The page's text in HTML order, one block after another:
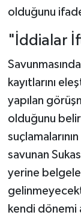
olduğunu
"İddialar
kayıtlarını
yapılan
olduğunu
savunan
yerine
kendi dönemi